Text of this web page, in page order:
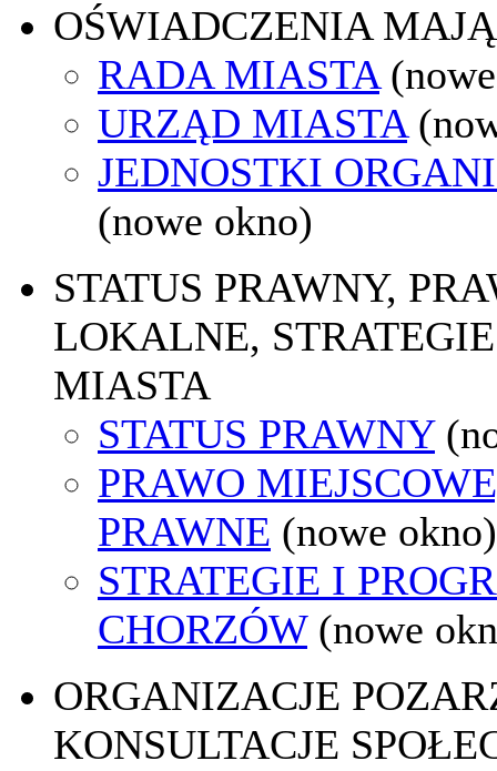
OŚWIADCZENIA
RADA MIASTA
URZĄD MIASTA
JEDNOSTKI
(nowe okno)
STATUS PRAWNY,
LOKALNE,
MIASTA
STATUS PRAWNY
PRAWO
PRAWNE (nowe okno)
STRATEGIE I
CHORZÓW (nowe
ORGANIZACJE
KONSULTACJE